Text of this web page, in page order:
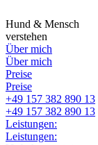
Inhalt
springen
Hund & Mensch
verstehen
Über mich
Über mich
Preise
Preise
+49 157 382 890 13
+49 157 382 890 13
Leistungen:
Leistungen: